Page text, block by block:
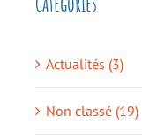
Actualités (3)
Non classé (19)